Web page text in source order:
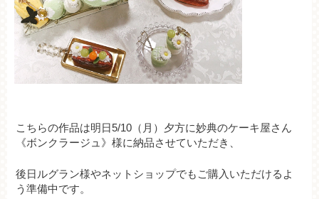
こちらの作品は明日5/10（月）夕方に妙典のケーキ屋さん
《ボンクラージュ》様に納品させていただき、
後日ルグラン様やネットショップでもご購入いただけるよ
う準備中です。